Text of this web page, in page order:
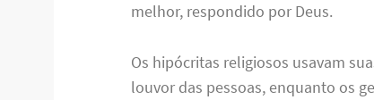
melhor, respondido por Deus.
Os hipócritas religiosos usavam
louvor das pessoas, enquanto os